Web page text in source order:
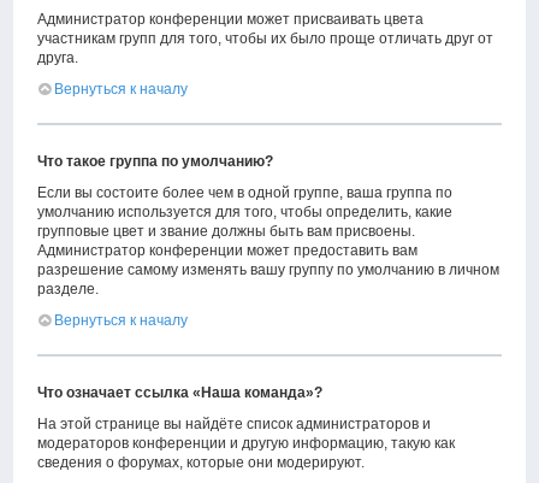
Администратор конференции может присваивать цвета
участникам групп для того, чтобы их было проще отличать друг от
друга.
Вернуться к началу
Что такое группа по умолчанию?
Если вы состоите более чем в одной группе, ваша группа по
умолчанию используется для того, чтобы определить, какие
групповые цвет и звание должны быть вам присвоены.
Администратор конференции может предоставить вам
разрешение самому изменять вашу группу по умолчанию в личном
разделе.
Вернуться к началу
Что означает ссылка «Наша команда»?
На этой странице вы найдёте список администраторов и
модераторов конференции и другую информацию, такую как
сведения о форумах, которые они модерируют.